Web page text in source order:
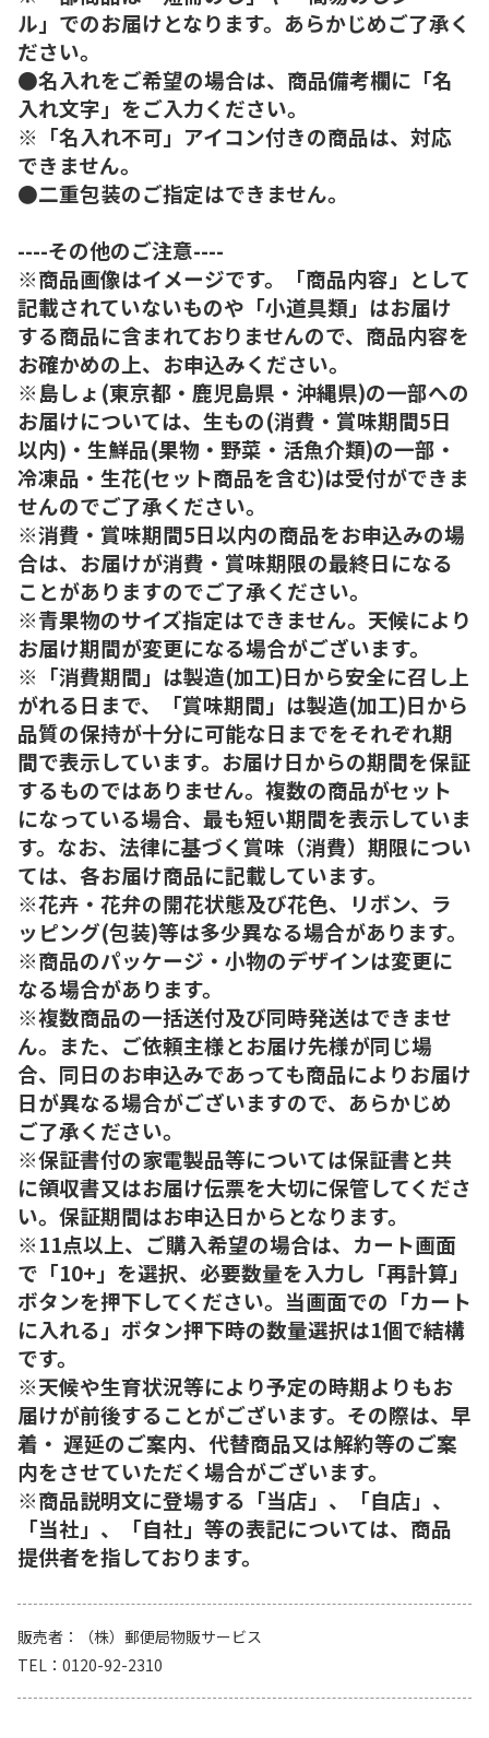
ル」でのお届けとなります。あらかじめご了承く
ださい。
●名入れをご希望の場合は、商品備考欄に「名
入れ文字」をご入力ください。
※「名入れ不可」アイコン付きの商品は、対応
できません。
●二重包装のご指定はできません。
----その他のご注意----
※商品画像はイメージです。「商品内容」として
記載されていないものや「小道具類」はお届け
する商品に含まれておりませんので、商品内容を
お確かめの上、お申込みください。
※島しょ(東京都・鹿児島県・沖縄県)の一部への
お届けについては、生もの(消費・賞味期間5日
以内)・生鮮品(果物・野菜・活魚介類)の一部・
冷凍品・生花(セット商品を含む)は受付ができま
せんのでご了承ください。
※消費・賞味期間5日以内の商品をお申込みの場
合は、お届けが消費・賞味期限の最終日になる
ことがありますのでご了承ください。
※青果物のサイズ指定はできません。天候により
お届け期間が変更になる場合がございます。
※「消費期間」は製造(加工)日から安全に召し上
がれる日まで、「賞味期間」は製造(加工)日から
品質の保持が十分に可能な日までをそれぞれ期
間で表示しています。お届け日からの期間を保証
するものではありません。複数の商品がセット
になっている場合、最も短い期間を表示していま
す。なお、法律に基づく賞味（消費）期限につい
ては、各お届け商品に記載しています。
※花卉・花弁の開花状態及び花色、リボン、ラ
ッピング(包装)等は多少異なる場合があります。
※商品のパッケージ・小物のデザインは変更に
なる場合があります。
※複数商品の一括送付及び同時発送はできませ
ん。また、ご依頼主様とお届け先様が同じ場
合、同日のお申込みであっても商品によりお届け
日が異なる場合がございますので、あらかじめ
ご了承ください。
※保証書付の家電製品等については保証書と共
に領収書又はお届け伝票を大切に保管してくださ
い。保証期間はお申込日からとなります。
※11点以上、ご購入希望の場合は、カート画面
で「10+」を選択、必要数量を入力し「再計算」
ボタンを押下してください。当画面での「カート
に入れる」ボタン押下時の数量選択は1個で結構
です。
※天候や生育状況等により予定の時期よりもお
届けが前後することがございます。その際は、早
着・ 遅延のご案内、代替商品又は解約等のご案
内をさせていただく場合がございます。
※商品説明文に登場する「当店」、「自店」、
「当社」、「自社」等の表記については、商品
提供者を指しております。
販売者
（株）郵便局物販サービス
TEL
0120-92-2310